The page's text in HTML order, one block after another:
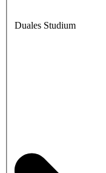
Duales Studium